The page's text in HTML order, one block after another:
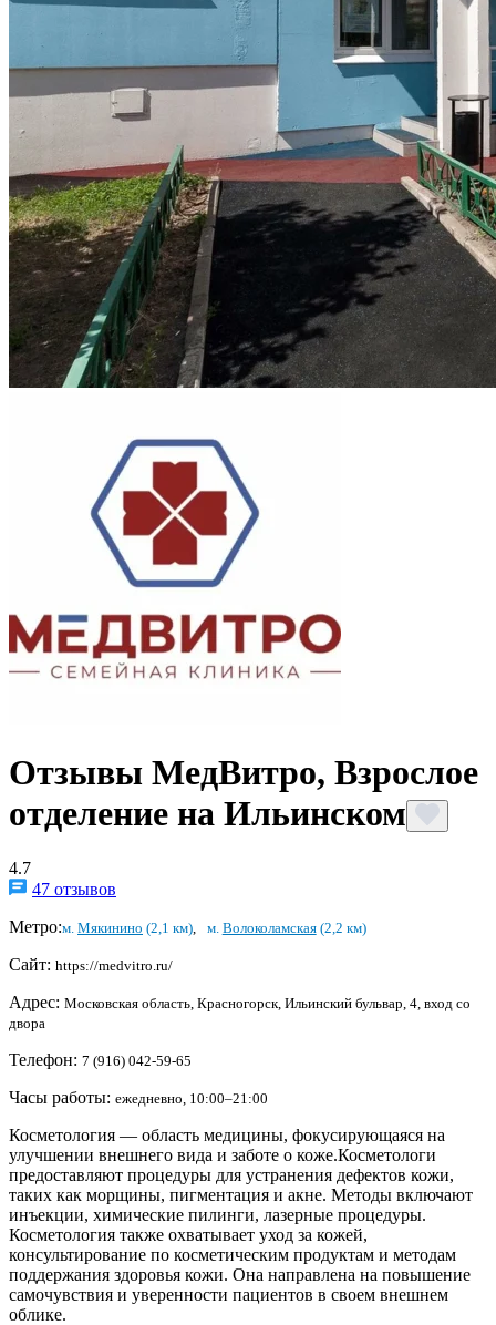
Отзывы МедВитро, Взрослое
отделение на Ильинском
4.7
47 отзывов
Метро:м. Мякинино (2,1 км) м. Волоколамская(2,2 км)
Сайт: https://medvitro.ru/
Адрес: Московская область, Красногорск, Ильинский бульвар, 4, вход со
двора
Телефон: 7 (916) 042-59-65
Часы работы: ежедневно, 10:00–21:00
Косметология — область медицины, фокусирующаяся на
улучшении внешнего вида и заботе о коже.Косметологи
предоставляют процедуры для устранения дефектов кожи,
таких как морщины, пигментация и акне. Методы включают
инъекции, химические пилинги, лазерные процедуры.
Косметология также охватывает уход за кожей,
консультирование по косметическим продуктам и методам
поддержания здоровья кожи. Она направлена на повышение
самочувствия и уверенности пациентов в своем внешнем
облике.